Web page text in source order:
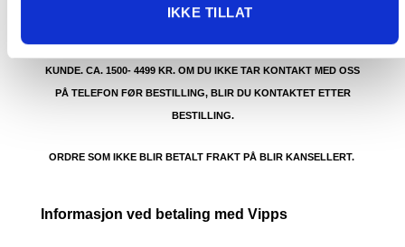
IKKE TILLAT
VARENE.
PRIS AVHENGER AV STØRRELSE PÅ KOLLI OG POSTNUMMER TIL
KUNDE. CA. 1500- 4499 KR. OM DU IKKE TAR KONTAKT MED OSS
PÅ TELEFON FØR BESTILLING, BLIR DU KONTAKTET ETTER
BESTILLING.
ORDRE SOM IKKE BLIR BETALT FRAKT PÅ BLIR KANSELLERT.
Informasjon ved betaling med Vipps